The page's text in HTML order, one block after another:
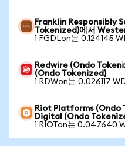
Franklin Responsibly
Tokenized)에서
1 FGDLon는 0.124145
Redwire (Ondo
(Ondo Tokenized)
1 RDWon는 0.026117
Riot Platforms (Ondo
Digital (Ondo
1 RIOTon는 0.047640